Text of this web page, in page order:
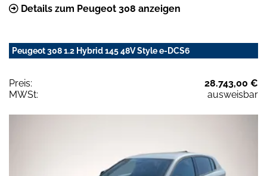
Details zum Peugeot 308 anzeigen
Peugeot 308 1.2 Hybrid 145 48V Style e-DCS6
Preis:
28.743,00 €
MWSt:
ausweisbar